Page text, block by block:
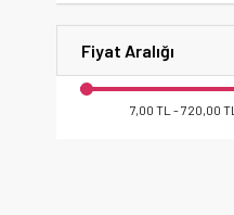
Fiyat Aralığı
7,00 TL - 720,00 TL